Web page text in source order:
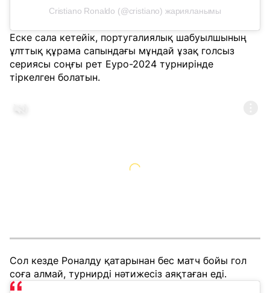
Cristiano Ronaldo (@cristiano) жарияланымы
Еске сала кетейік, португалиялық шабуылшының
ұлттық құрама сапындағы мұндай ұзақ голсыз
сериясы соңғы рет Еуро-2024 турнирінде
тіркелген болатын.
Сол кезде Роналду қатарынан бес матч бойы гол
соға алмай, турнирді нәтижесіз аяқтаған еді.